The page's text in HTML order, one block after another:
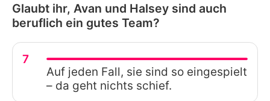
Glaubt ihr, Avan und Halsey sind auch
beruflich ein gutes Team?
7
Auf jeden Fall, sie sind so eingespielt
– da geht nichts schief.